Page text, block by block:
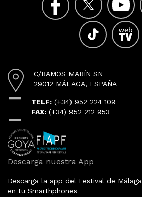
C/RAMOS MARÍN SN
29012 MÁLAGA, ESPAÑA
TELF: (+34) 952 224 109
FAX: (+34) 952 212 953
Descarga nuestra App
Descarga la app del Festival de Málaga
en tu Smarthphones